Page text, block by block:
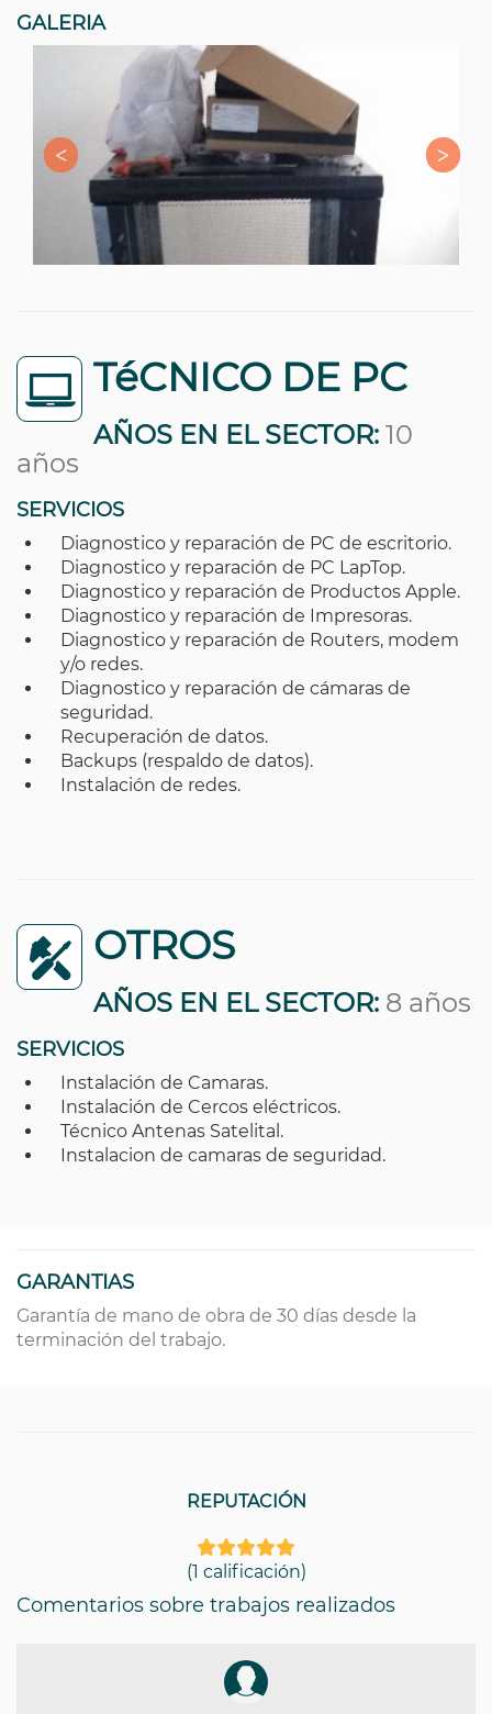
GALERIA
TéCNICO DE PC
AÑOS EN EL SECTOR: 10
años
SERVICIOS
Diagnostico y reparación de PC de escritorio.
Diagnostico y reparación de PC LapTop.
Diagnostico y reparación de Productos Apple.
Diagnostico y reparación de Impresoras.
Diagnostico y reparación de Routers, modem
y/o redes.
Diagnostico y reparación de cámaras de
seguridad.
Recuperación de datos.
Backups (respaldo de datos).
Instalación de redes.
OTROS
AÑOS EN EL SECTOR: 8 años
SERVICIOS
Instalación de Camaras.
Instalación de Cercos eléctricos.
Técnico Antenas Satelital.
Instalacion de camaras de seguridad.
GARANTIAS
Garantía de mano de obra de 30 días desde la
terminación del trabajo.
REPUTACIÓN
(1 calificación)
Comentarios sobre trabajos realizados